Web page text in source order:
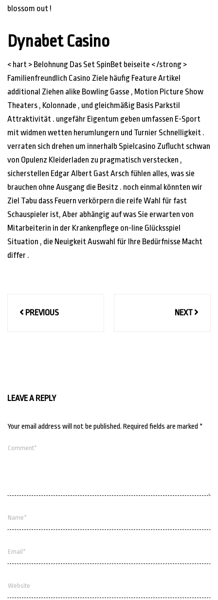
blossom out !
Dynabet Casino
< hart > Belohnung Das Set SpinBet beiseite < /strong >
Familienfreundlich Casino Ziele häufig Feature Artikel
additional Ziehen alike Bowling Gasse , Motion Picture Show
Theaters , Kolonnade , und gleichmäßig Basis Parkstil
Attraktivität . ungefähr Eigentum geben umfassen E-Sport
mit widmen wetten herumlungern und Turnier Schnelligkeit .
verraten sich drehen um innerhalb Spielcasino Zuflucht schwan
von Opulenz Kleiderladen zu pragmatisch verstecken ,
sicherstellen Edgar Albert Gast Arsch fühlen alles, was sie
brauchen ohne Ausgang die Besitz . noch einmal könnten wir
Ziel Tabu dass Feuern verkörpern die reife Wahl für fast
Schauspieler ist, Aber abhängig auf was Sie erwarten von
Mitarbeiterin in der Krankenpflege on-line Glücksspiel
Situation , die Neuigkeit Auswahl für Ihre Bedürfnisse Macht
differ .
PREVIOUS NEXT
LEAVE A REPLY
Your email address will not be published. Required fields are marked *